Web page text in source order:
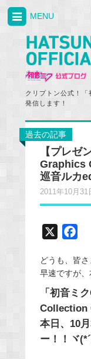
クリプトン公式！
発信します！
MENU
過去の記事
【プレゼ
Graphics
巡音ルカ
2011年10月31
c
e
b
o
o
k
どうも、皆
早速ですが、
「初音ミ
Collection
本日、10
ー！！ヾ